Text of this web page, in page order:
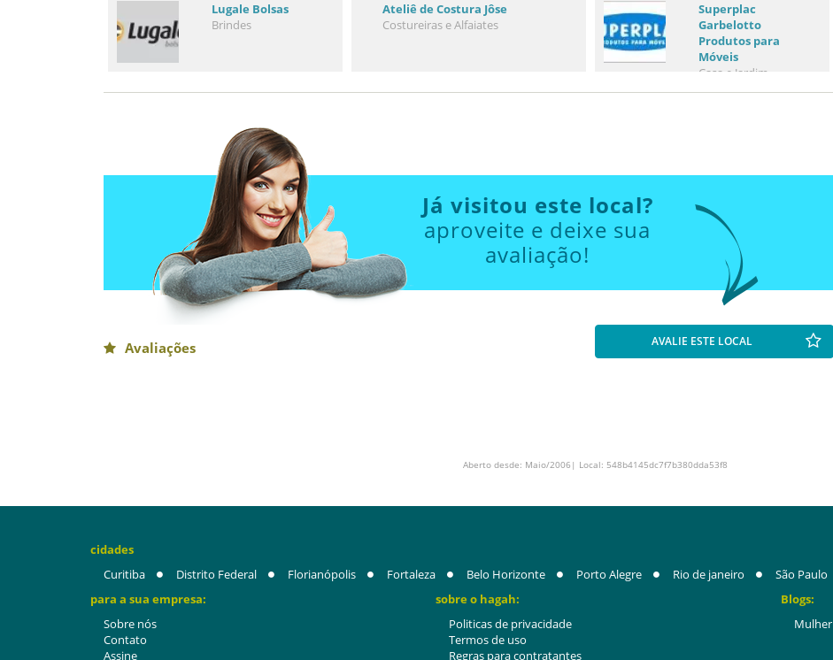
Lugale Bolsas
Brindes
Ateliê de Costura Jôse
Costureiras e Alfaiates
Superplac
Garbelotto
Produtos para
Móveis
Casa e Jardim
Já visitou este local?
aproveite e deixe sua
avaliação!
Avaliações AVALIE ESTE LOCAL
Aberto desde: Maio/2006| Local: 548b4145dc7f7b380dda53f8
cidades
Curitiba
Distrito Federal Florianópolis Fortaleza Belo Horizonte Porto Alegre Rio de janeiro São Paulo
para a sua empresa:
Sobre nós
Contato
Assine
sobre o hagah:
Politicas de privacidade
Termos de uso
Regras para contratantes
Blogs:
Mulher